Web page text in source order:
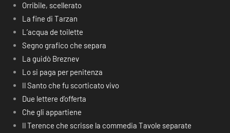
Orribile, scellerato
La fine di Tarzan
L’acqua de toilette
Segno grafico che separa
La guidò Breznev
Lo si paga per penitenza
Il Santo che fu scorticato vivo
Due lettere d’offerta
Che gli appartiene
Il Terence che scrisse la commedia Tavole separate